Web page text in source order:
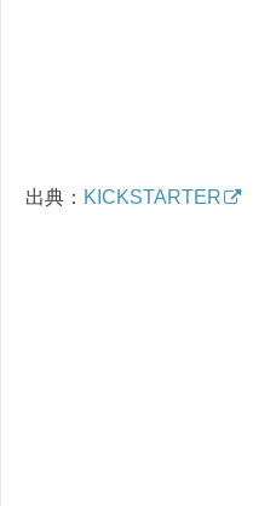
出典： KICKSTARTER